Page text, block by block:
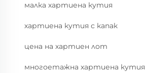
малка хартиена кутия
хартиена кутия с капак
цена на хартиен лот
многоетажна хартиена кутия